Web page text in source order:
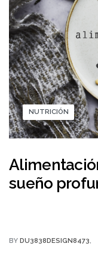
NUTRICIÓN
sueño
BY DU3838DESIGN8473